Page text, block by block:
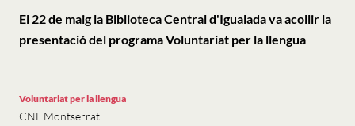
El 22 de maig la Biblioteca Central d'Igualada va acollir la
presentació del programa Voluntariat per la llengua
Voluntariat per la llengua
CNL Montserrat